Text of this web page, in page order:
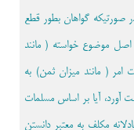
صورتیکه گواهان بطور قطع
موضوع خواسته ( مانند
( مانند میزان ثمن) به
آورد، آیا بر اساس مسلمات
مکلف به معتبر دانستن